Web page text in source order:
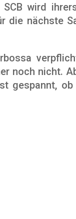
wird
die nächste
noch nicht.
gespannt,